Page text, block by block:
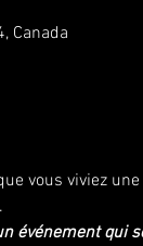
Canada
vous viviez une
événement qui